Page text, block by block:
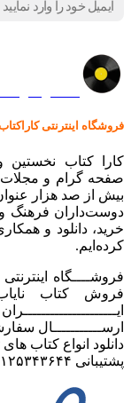
فروشگاه اینترنتی
کارا کتاب
صفحه گرام و مجلات
بیش از صد هزار
خرید، دانلود و
کرده‌ایم.
فروشــــگاه
فروش کتاب
ایـــــــــــــــــــــران
ارســـــــــــال
دانلود انواع کتاب
پشتیبانی ۰۹۱۲۵۳۴۳۶۴۴